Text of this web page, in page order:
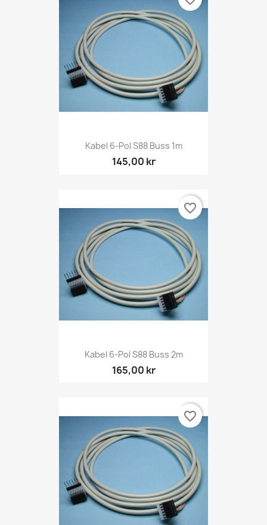
Kabel 6-Pol S88 Buss 1m
145,00 kr
Kabel 6-Pol S88 Buss 2m
165,00 kr
favorite_border
favorite_border